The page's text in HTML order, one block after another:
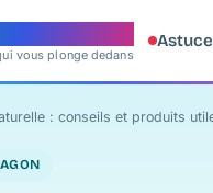
vous plonge dedans
: conseils et produits